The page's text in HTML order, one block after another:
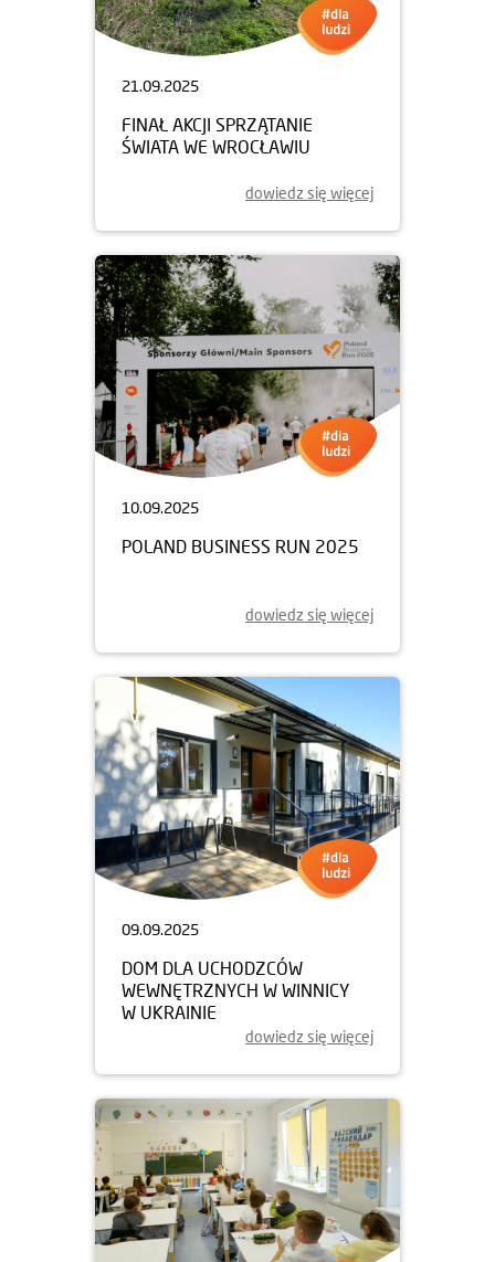
21.09.2025
FINAŁ AKCJI SPRZĄTANIE
ŚWIATA WE WROCŁAWIU
dowiedz się więcej
10.09.2025
POLAND BUSINESS RUN 2025
dowiedz się więcej
09.09.2025
DOM DLA UCHODZCÓW
WEWNĘTRZNYCH W WINNICY
W UKRAINIE
dowiedz się więcej